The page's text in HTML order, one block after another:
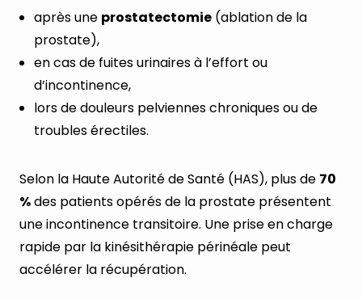
après une prostatectomie (ablation de la
prostate),
en cas de fuites urinaires à l’effort ou
d’incontinence,
lors de douleurs pelviennes chroniques ou de
troubles érectiles.
Selon la Haute Autorité de Santé (HAS), plus de 70
%des patients opérés de la prostate présentent
une incontinence transitoire. Une prise en charge
rapide par la kinésithérapie périnéale peut
accélérer la récupération.